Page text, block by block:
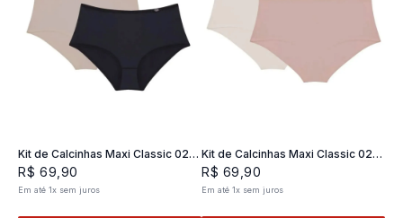
Kit de Calcinhas Maxi Classic 02 -
2 und
R$ 69 90
Em até1x sem juros
Kit de Calcinhas Maxi Classic 02 -
2 und
R$ 69 ,90
Em até 1x sem juros